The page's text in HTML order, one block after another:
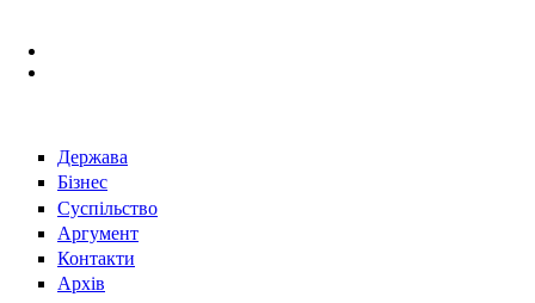
Держава
Бізнес
Суспільство
Аргумент
Контакти
Архів